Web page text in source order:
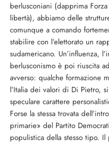
berlusconiani (dapprima
libertà), abbiamo delle
comunque a comando
stabilire con l’elettorato un
sudamericano. Un’influenza,
berlusconismo è poi riuscita
avverso: qualche formazione
l’Italia dei valori di Di Pietro,
speculare carattere
Forse la stessa trovata
primarie» del Partito
populistica della stesso tipo.